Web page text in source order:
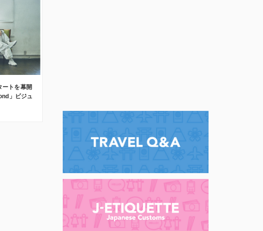
トを幕開
」ビジュ
えた作家